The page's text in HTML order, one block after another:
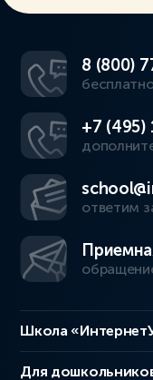
8 (800)
+7 (495)
ответим
Школа
Для